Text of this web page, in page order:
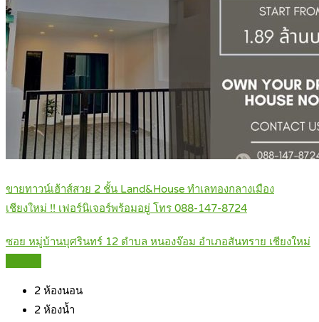
ขายทาวน์เฮ้าส์สวย 2 ชั้น Land&House ทำเลทองกลางเมือง
เชียงใหม่ !! เฟอร์นิเจอร์พร้อมอยู่ โทร 088-147-8724
ซอย หมู่บ้านบุศรินทร์ 12 ตำบล หนองจ๊อม อำเภอสันทราย เชียงใหม่
2 ห้องนอน
2 ห้องน้ำ